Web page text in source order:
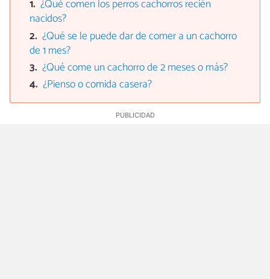
¿Qué comen los perros cachorros recién
nacidos?
¿Qué se le puede dar de comer a un cachorro
de 1 mes?
¿Qué come un cachorro de 2 meses o más?
¿Pienso o comida casera?